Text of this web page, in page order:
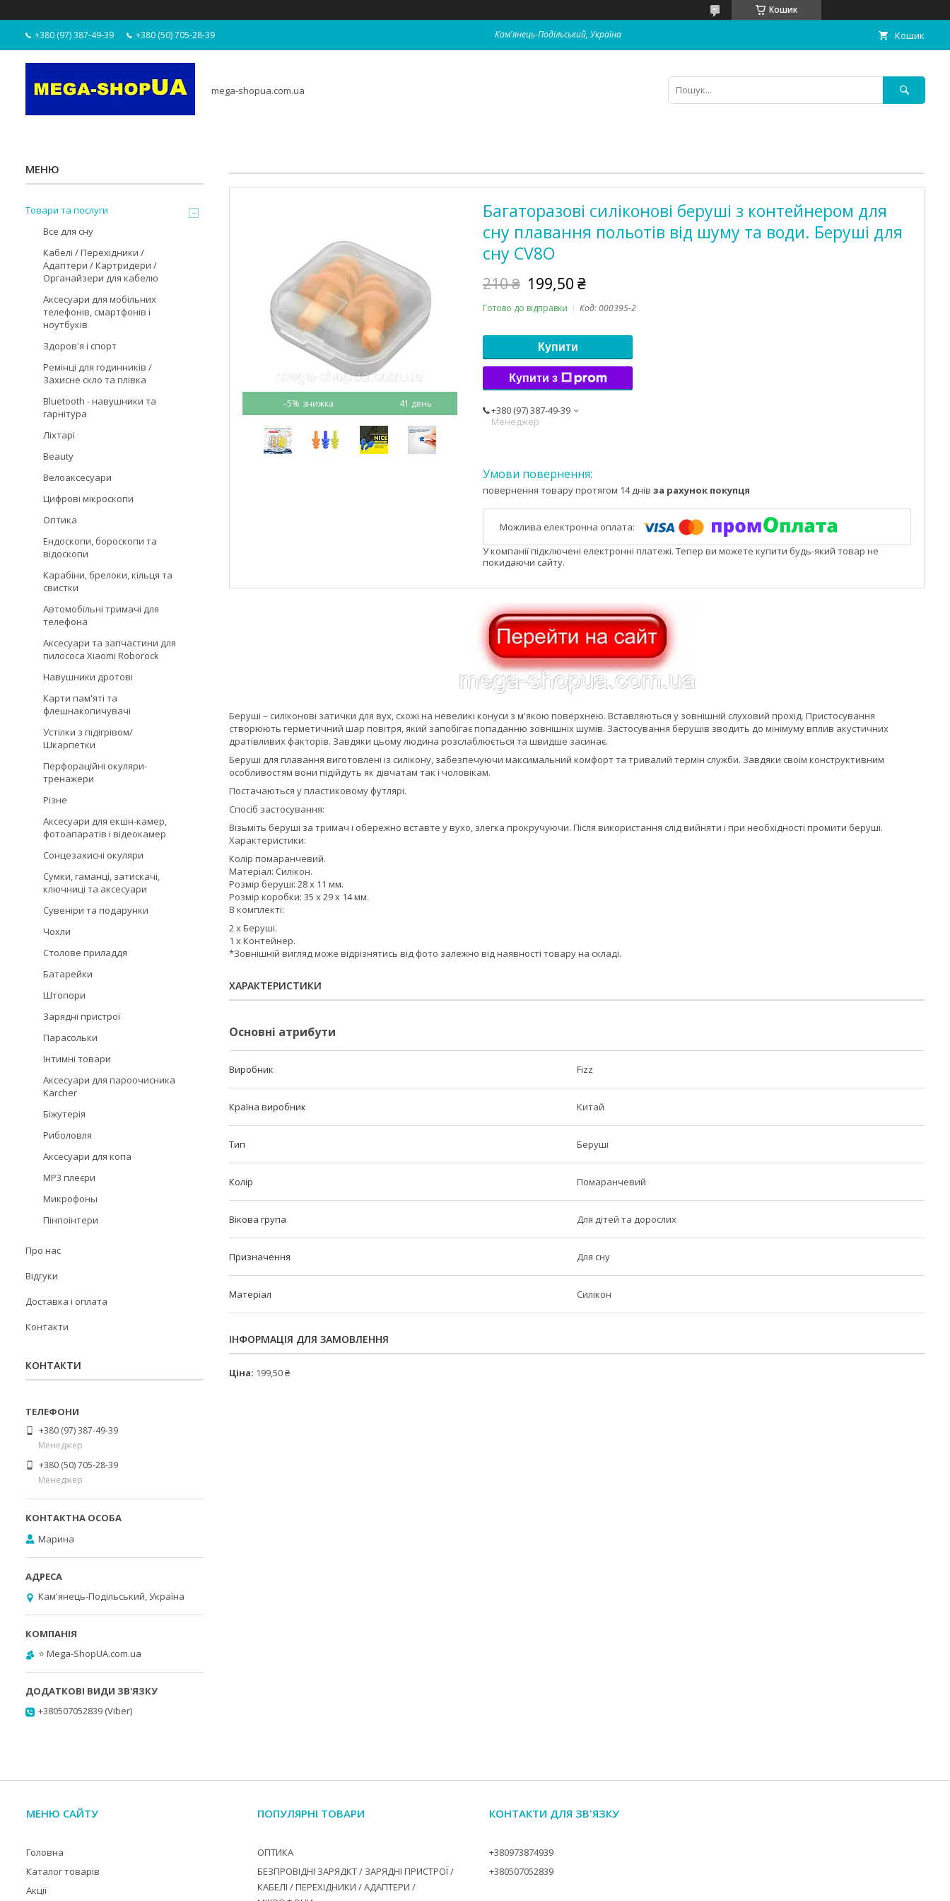
Кошик
+380 (97) 387-49-39 +380 (50) 705-28-39 Кам'янець-Подільський, Україна Кошик
mega-shopua.com.ua
–5% 41 день
Багаторазові силіконові беруші з контейнером для
сну плавання польотів від шуму та води. Беруші для
сну CV8O
210 ₴ 199,50 ₴
Готово до відправки Код:000395-2
Купити
Купити з
+380 (97) 387-49-39
Менеджер
повернення товару протягом 14 днів за рахунок покупця
У компанії підключені електронні платежі. Тепер ви можете купити будь-який товар не
покидаючи сайту.
Беруші – силіконові затички для вух, схожі на невеликі конуси з м'якою поверхнею. Вставляються у зовнішній слуховий прохід. Пристосування
створюють герметичний шар повітря, який запобігає попаданню зовнішніх шумів. Застосування берушів зводить до мінімуму вплив акустичних
дратівливих факторів. Завдяки цьому людина розслаблюється та швидше засинає.
Беруші для плавання виготовлені із силікону, забезпечуючи максимальний комфорт та тривалий термін служби. Завдяки своїм конструктивним
особливостям вони підійдуть як дівчатам так і чоловікам.
Постачаються у пластиковому футлярі.
Спосіб застосування:
Візьміть беруші за тримач і обережно вставте у вухо, злегка прокручуючи. Після використання слід вийняти і при необхідності промити беруші.
Характеристики:
Колір помаранчевий.
Матеріал: Силікон.
Розмір беруші: 28 х 11 мм.
Розмір коробки: 35 х 29 х 14 мм.
В комплекті:
2 х Беруші.
1 х Контейнер.
*Зовнішній вигляд може відрізнятись від фото залежно від наявності товару на складі.
ХАРАКТЕРИСТИКИ
Основні атрибути
Виробник Fizz
Країна виробник Китай
Тип Беруші
Колір Помаранчевий
Вікова група Для дітей та дорослих
Призначення Для сну
Матеріал Силікон
ІНФОРМАЦІЯ ДЛЯ ЗАМОВЛЕННЯ
Ціна: 199,50 ₴
Товари та послуги
Все для сну
Кабелі / Перехідники /
Адаптери / Картридери /
Органайзери для кабелю
Аксесуари для мобільних
телефонів, смартфонів і
ноутбуків
Здоров'я і спорт
Ремінці для годинників /
Захисне скло та плівка
Bluetooth - навушники та
гарнітура
Ліхтарі
Beauty
Велоаксесуари
Цифрові мікроскопи
Оптика
Ендоскопи, бороскопи та
відоскопи
Карабіни, брелоки, кільця та
свистки
Автомобільні тримачі для
телефона
Аксесуари та запчастини для
пилососа Xiaomi Roborock
Навушники дротові
Карти пам'яті та
флешнакопичувачі
Устілки з підігрівом/
Шкарпетки
Перфораційні окуляри-
тренажери
Різне
Аксесуари для екшн-камер,
фотоапаратів і відеокамер
Сонцезахисні окуляри
Сумки, гаманці, затискачі,
ключниці та аксесуари
Сувеніри та подарунки
Чохли
Столове приладдя
Батарейки
Штопори
Зарядні пристрої
Парасольки
Інтимні товари
Аксесуари для пароочисника
Karcher
Біжутерія
Риболовля
Аксесуари для копа
MP3 плеєри
Микрофоны
Пінпоінтери
Про нас
Відгуки
Доставка і оплата
Контакти
КОНТАКТИ
+380 (97) 387-49-39
Менеджер
+380 (50) 705-28-39
Менеджер
Марина
Кам'янець-Подільський, Україна
⭐️ Mega-ShopUA.com.ua
+380507052839 (Viber)
МЕНЮ САЙТУ
Головна
Каталог товарів
Акції
ПОПУЛЯРНІ ТОВАРИ
ОПТИКА
БЕЗПРОВІДНІ ЗАРЯДКТ / ЗАРЯДНІ ПРИСТРОЇ /
КАБЕЛІ / ПЕРЕХІДНИКИ / АДАПТЕРИ /
КОНТАКТИ ДЛЯ ЗВ'ЯЗКУ
+380973874939
+380507052839